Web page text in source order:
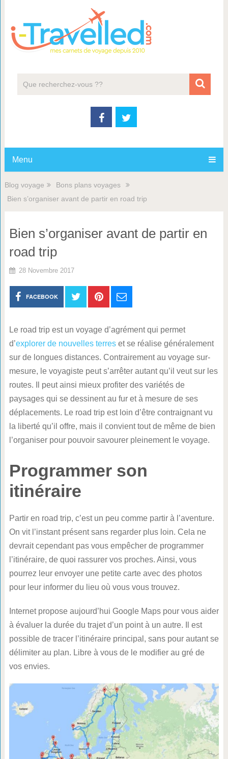
Menu
Blog voyage
Bons plans voyages
Bien s’organiser avant de partir en road trip
Bien s’organiser avant de partir en
road trip
28 Novembre 2017
FACEBOOK
Le road trip est un voyage d’agrément qui permet
d’explorer de nouvelles terreset se réalise généralement
sur de longues distances. Contrairement au voyage sur-
mesure, le voyagiste peut s’arrêter autant qu’il veut sur les
routes. Il peut ainsi mieux profiter des variétés de
paysages qui se dessinent au fur et à mesure de ses
déplacements. Le road trip est loin d’être contraignant vu
la liberté qu’il offre, mais il convient tout de même de bien
l’organiser pour pouvoir savourer pleinement le voyage.
Programmer son
itinéraire
Partir en road trip, c’est un peu comme partir à l’aventure.
On vit l’instant présent sans regarder plus loin. Cela ne
devrait cependant pas vous empêcher de programmer
l’itinéraire, de quoi rassurer vos proches. Ainsi, vous
pourrez leur envoyer une petite carte avec des photos
pour leur informer du lieu où vous vous trouvez.
Internet propose aujourd’hui Google Maps pour vous aider
à évaluer la durée du trajet d’un point à un autre. Il est
possible de tracer l’itinéraire principal, sans pour autant se
délimiter au plan. Libre à vous de le modifier au gré de
vos envies.